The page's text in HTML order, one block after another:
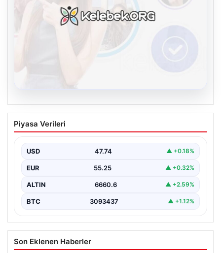
Kelebek.Org İle Dijital İletişimin Güvenli
Adresi Ve Muhabbet Deneyimi
oluşturması ciddi bir hassasiyet barındırmaktadır.
Günümüzde birçok…
Piyasa Verileri
USD 47.74 ▲ +0.18%
EUR 55.25 ▲ +0.32%
ALTIN 6660.6 ▲ +2.59%
BTC 3093437 ▲ +1.12%
Son Eklenen Haberler